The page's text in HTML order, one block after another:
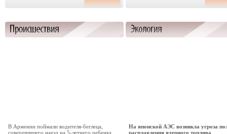
В Армении поймали водителя-беглеца,
совершившего наезд на 5-летнего ребенка
На японской АЭС возникла угроза
расплавления ядерного топлива